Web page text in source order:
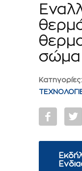
σώµα
Κατηγορίες: